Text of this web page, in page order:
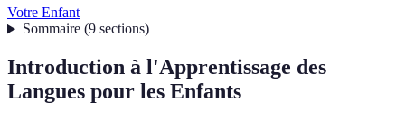
Votre Enfant
Sommaire(9 sections)
Introduction à l'Apprentissage des
Langues pour les Enfants